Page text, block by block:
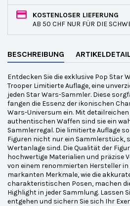
KOSTENLOSER LIEFERUNG
AB 50 CHF NUR FÜR DIE
BESCHREIBUNG
Entdecken Sie die exklusive Pop Star
Trooper Limitierte Auflage, eine
jeden Star Wars-Sammler. Diese
fangen die Essenz der ikonischen
Wars-Universum ein. Mit
authentischen Waffen sind sie ein
Sammlerregal. Die limitierte Auflage
Figuren nicht nur ein Sammlerstück,
Wertanlage sind. Die Qualität der
hochwertige Materialien und präzise
von einem renommierten Hersteller in
markanten Merkmale, wie die
charakteristischen Posen, machen
Highlight in jeder Sammlung. Lassen
entgehen und sichern Sie sich Ihr